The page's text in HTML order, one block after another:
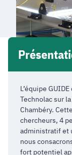
L’équipe
Technolac sur
Chambéry.
chercheurs, 4
administratif et
nous
fort potentiel